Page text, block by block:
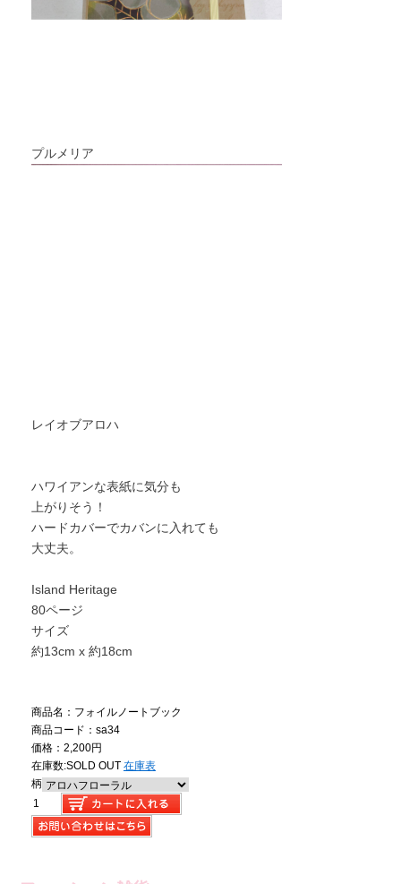
プルメリア
レイオブアロハ
ハワイアンな表紙に気分も
上がりそう！
ハードカバーでカバンに入れても
大丈夫。
Island Heritage
80ページ
サイズ
約13cm x 約18cm
商品名：フォイルノートブック
商品コード：sa34
価格：2,200円
在庫数:SOLD OUT 在庫表
柄